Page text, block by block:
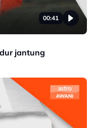
00:41
jantung